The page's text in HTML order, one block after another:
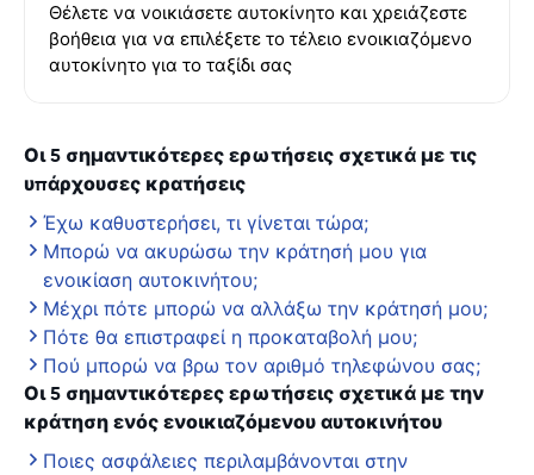
Θέλετε να νοικιάσετε αυτοκίνητο και χρειάζεστε
βοήθεια για να επιλέξετε το τέλειο ενοικιαζόμενο
αυτοκίνητο για το ταξίδι σας
Οι 5 σημαντικότερες ερωτήσεις σχετικά με τις
υπάρχουσες κρατήσεις
Έχω καθυστερήσει, τι γίνεται τώρα;
Μπορώ να ακυρώσω την κράτησή μου για
ενοικίαση αυτοκινήτου;
Μέχρι πότε μπορώ να αλλάξω την κράτησή μου;
Πότε θα επιστραφεί η προκαταβολή μου;
Πού μπορώ να βρω τον αριθμό τηλεφώνου σας;
Οι 5 σημαντικότερες ερωτήσεις σχετικά με την
κράτηση ενός ενοικιαζόμενου αυτοκινήτου
Ποιες ασφάλειες περιλαμβάνονται στην